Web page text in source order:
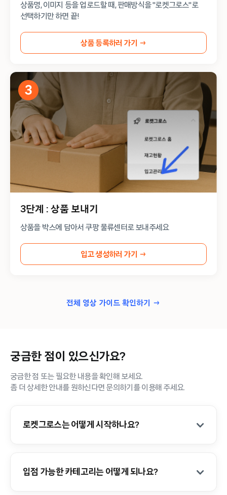
상품명, 이미지 등을 업로드할 때, 판매방식을 "로켓그로스"로
선택하기만 하면 끝!
상품 등록하러 가기 →
3단계 : 상품 보내기
상품을 박스에 담아서 쿠팡 물류센터로 보내주세요
입고 생성하러 가기 →
전체 영상 가이드 확인하기 →
궁금한 점이 있으신가요?
궁금한 점 또는 필요한 내용을 확인해 보세요.
좀 더 상세한 안내를 원하신다면 문의하기를 이용해 주세요.
로켓그로스는 어떻게 시작하나요?
입점 가능한 카테고리는 어떻게 되나요?